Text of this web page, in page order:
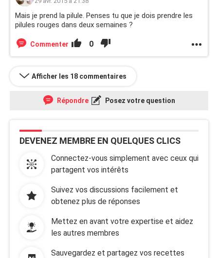
Mais je prend la pilule. Penses tu que je dois prendre les
pilules rouges dans deux semaines ?
Commenter 0
Afficher les 18 commentaires
Répondre Posez votre question
DEVENEZ MEMBRE EN QUELQUES CLICS
Connectez-vous simplement avec ceux qui
partagent vos intérêts
Suivez vos discussions facilement et
obtenez plus de réponses
Mettez en avant votre expertise et aidez
les autres membres
Sauvegardez et partagez vos recettes